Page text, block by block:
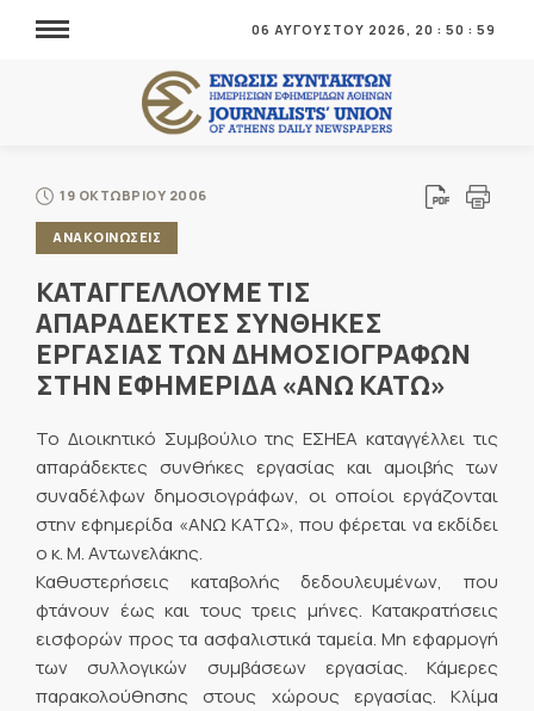
06 ΑΥΓΟΥΣΤΟΥ 2026, 20 : 51 : 01
19 ΟΚΤΩΒΡΙΟΥ 2006
ΑΝΑΚΟΙΝΩΣΕΙΣ
ΚΑΤΑΓΓΕΛΛΟΥΜΕ ΤΙΣ
ΑΠΑΡΑΔΕΚΤΕΣ ΣΥΝΘΗΚΕΣ
ΕΡΓΑΣΙΑΣ ΤΩΝ ΔΗΜΟΣΙΟΓΡΑΦΩΝ
ΣΤΗΝ ΕΦΗΜΕΡΙΔΑ «ΑΝΩ ΚΑΤΩ»
Το Διοικητικό Συμβούλιο της ΕΣΗΕΑ καταγγέλλει τις
απαράδεκτες συνθήκες εργασίας και αμοιβής των
συναδέλφων δημοσιογράφων, οι οποίοι εργάζονται
στην εφημερίδα «ΑΝΩ ΚΑΤΩ», που φέρεται να εκδίδει
ο κ. Μ. Αντωνελάκης.
Καθυστερήσεις καταβολής δεδουλευμένων, που
φτάνουν έως και τους τρεις μήνες. Κατακρατήσεις
εισφορών προς τα ασφαλιστικά ταμεία. Μη εφαρμογή
των συλλογικών συμβάσεων εργασίας. Κάμερες
παρακολούθησης στους χώρους εργασίας. Κλίμα